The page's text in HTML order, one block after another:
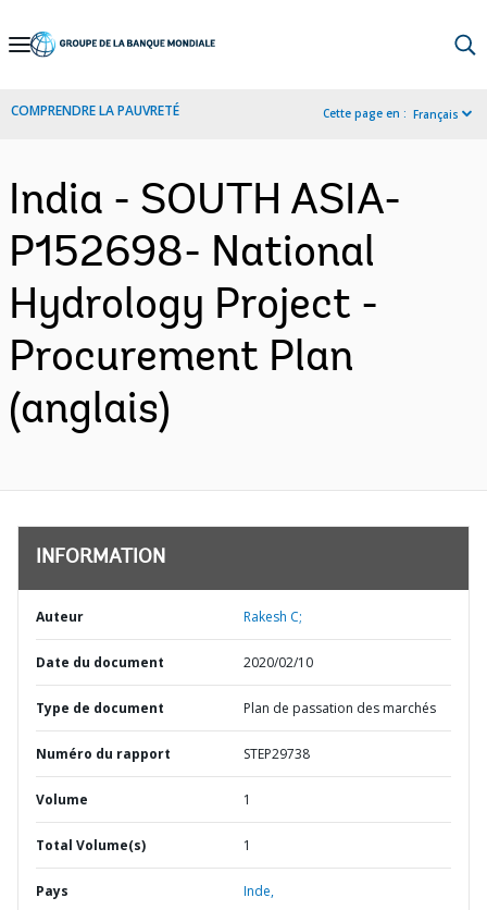
Skip
Navigation
COMPRENDRE LA PAUVRETÉ Cette page en : Français
India - SOUTH ASIA-
P152698- National
Hydrology Project -
Procurement Plan
(anglais)
INFORMATION
Auteur Rakesh C;
Date du document 2020/02/10
Type de document Plan de passation des marchés
Numéro du rapport STEP29738
Volume 1
Total Volume(s) 1
Pays Inde,